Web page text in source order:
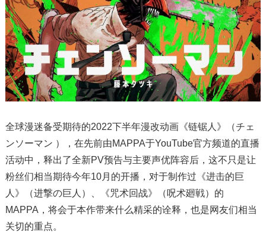
全球漫迷备受期待的2022下半年漫改动画《链锯人》（チェ
ンソーマン ），在先前由MAPPA于YouTube官方频道的直播
活动中，释出了全新PV预告与主要声优阵容后，这不只是让
粉丝们相当期待今年10月的开播，对于制作过《进击的巨
人》（进撃の巨人）、《咒术回战》（呪术廻戦）的
MAPPA，将会于本作带来什么精采的诠释，也是网友们相当
关切的重点。